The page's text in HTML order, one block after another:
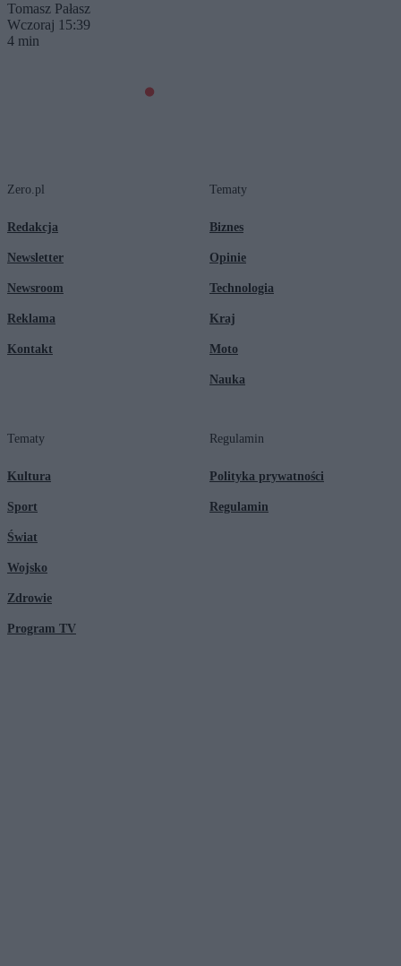
Tomasz Pałasz
Wczoraj 15:39
4 min
Zero.pl
Redakcja
Newsletter
Newsroom
Reklama
Kontakt
Tematy
Biznes
Opinie
Technologia
Kraj
Moto
Nauka
Tematy
Kultura
Sport
Świat
Wojsko
Zdrowie
Program TV
Regulamin
Polityka prywatności
Regulamin